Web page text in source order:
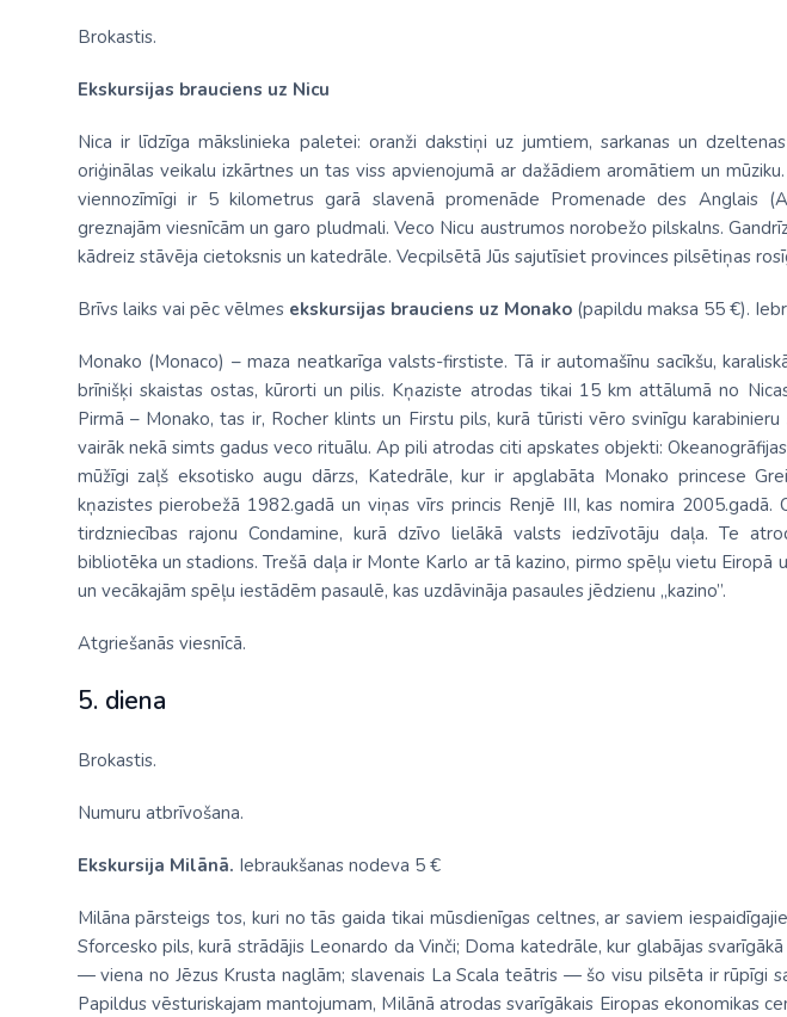
Brokastis.
Ekskursijas brauciens uz Nicu
Nica ir līdzīga mākslinieka paletei: oranži dakstiņi uz jumtiem, sarkanas un
oriģinālas veikalu izkārtnes un tas viss apvienojumā ar dažādiem aromātiem un
viennozīmīgi ir 5 kilometrus garā slavenā promenāde Promenade des Anglais
greznajām viesnīcām un garo pludmali. Veco Nicu austrumos norobežo pilskalns.
kādreiz stāvēja cietoksnis un katedrāle. Vecpilsētā Jūs sajutīsiet provinces pilsētiņas
Brīvs laiks vai pēc vēlmes ekskursijas brauciens uz Monako(papildu maksa 55 €).
Monako (Monaco) – maza neatkarīga valsts-firstiste. Tā ir automašīnu sacīkšu,
brīnišķi skaistas ostas, kūrorti un pilis. Kņaziste atrodas tikai 15 km attālumā no
Pirmā – Monako, tas ir, Rocher klints un Firstu pils, kurā tūristi vēro svinīgu karabinieru
vairāk nekā simts gadus veco rituālu. Ap pili atrodas citi apskates objekti:
mūžīgi zaļš eksotisko augu dārzs, Katedrāle, kur ir apglabāta Monako princese
kņazistes pierobežā 1982.gadā un viņas vīrs princis Renjē III, kas nomira
tirdzniecības rajonu Condamine, kurā dzīvo lielākā valsts iedzīvotāju daļa. Te
bibliotēka un stadions. Trešā daļa ir Monte Karlo ar tā kazino, pirmo spēļu vietu Eiropā
un vecākajām spēļu iestādēm pasaulē, kas uzdāvināja pasaules jēdzienu „kazino”.
Atgriešanās viesnīcā.
5. diena
Brokastis.
Numuru atbrīvošana.
Ekskursija Milānā. Iebraukšanas nodeva 5 €
Milāna pārsteigs tos, kuri no tās gaida tikai mūsdienīgas celtnes, ar saviem
Sforcesko pils, kurā strādājis Leonardo da Vinči; Doma katedrāle, kur glabājas
— viena no Jēzus Krusta naglām; slavenais La Scala teātris — šo visu pilsēta ir rūpīgi
Papildus vēsturiskajam mantojumam, Milānā atrodas svarīgākais Eiropas ekonomikas